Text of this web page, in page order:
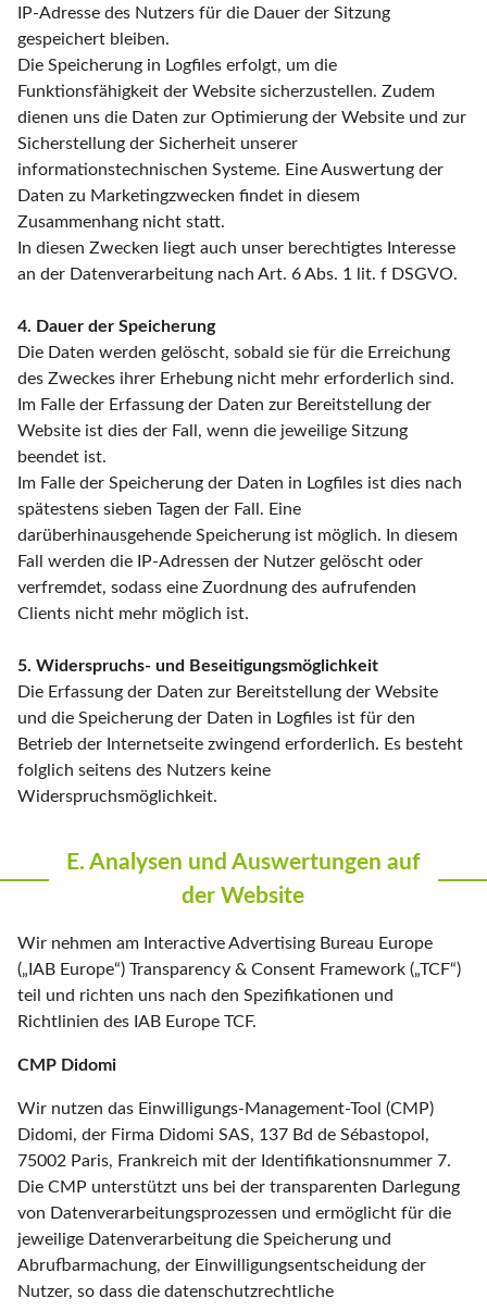
IP-Adresse des Nutzers für die Dauer der Sitzung
gespeichert bleiben.
Die Speicherung in Logfiles erfolgt, um die
Funktionsfähigkeit der Website sicherzustellen. Zudem
dienen uns die Daten zur Optimierung der Website und zur
Sicherstellung der Sicherheit unserer
informationstechnischen Systeme. Eine Auswertung der
Daten zu Marketingzwecken findet in diesem
Zusammenhang nicht statt.
In diesen Zwecken liegt auch unser berechtigtes Interesse
an der Datenverarbeitung nach Art. 6 Abs. 1 lit. f DSGVO.
4. Dauer der Speicherung
Die Daten werden gelöscht, sobald sie für die Erreichung
des Zweckes ihrer Erhebung nicht mehr erforderlich sind.
Im Falle der Erfassung der Daten zur Bereitstellung der
Website ist dies der Fall, wenn die jeweilige Sitzung
beendet ist.
Im Falle der Speicherung der Daten in Logfiles ist dies nach
spätestens sieben Tagen der Fall. Eine
darüberhinausgehende Speicherung ist möglich. In diesem
Fall werden die IP-Adressen der Nutzer gelöscht oder
verfremdet, sodass eine Zuordnung des aufrufenden
Clients nicht mehr möglich ist.
5. Widerspruchs- und Beseitigungsmöglichkeit
Die Erfassung der Daten zur Bereitstellung der Website
und die Speicherung der Daten in Logfiles ist für den
Betrieb der Internetseite zwingend erforderlich. Es besteht
folglich seitens des Nutzers keine
Widerspruchsmöglichkeit.
E. Analysen und Auswertungen auf
der Website
Wir nehmen am Interactive Advertising Bureau Europe
(„IAB Europe“) Transparency & Consent Framework („TCF“)
teil und richten uns nach den Spezifikationen und
Richtlinien des IAB Europe TCF.
CMP Didomi
Wir nutzen das Einwilligungs-Management-Tool (CMP)
Didomi, der Firma Didomi SAS, 137 Bd de Sébastopol,
75002 Paris, Frankreich mit der Identifikationsnummer 7.
Die CMP unterstützt uns bei der transparenten Darlegung
von Datenverarbeitungsprozessen und ermöglicht für die
jeweilige Datenverarbeitung die Speicherung und
Abrufbarmachung, der Einwilligungsentscheidung der
Nutzer, so dass die datenschutzrechtliche